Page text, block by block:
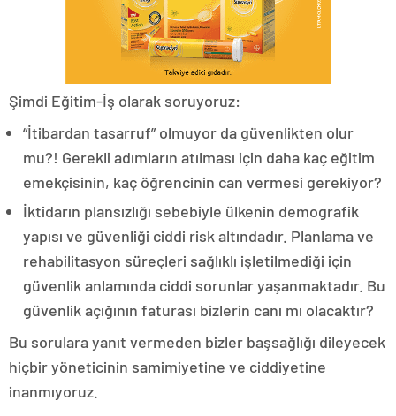
Şimdi Eğitim-İş olarak soruyoruz:
“İtibardan tasarruf” olmuyor da güvenlikten olur
mu?! Gerekli adımların atılması için daha kaç eğitim
emekçisinin, kaç öğrencinin can vermesi gerekiyor?
İktidarın plansızlığı sebebiyle ülkenin demografik
yapısı ve güvenliği ciddi risk altındadır. Planlama ve
rehabilitasyon süreçleri sağlıklı işletilmediği için
güvenlik anlamında ciddi sorunlar yaşanmaktadır. Bu
güvenlik açığının faturası bizlerin canı mı olacaktır?
Bu sorulara yanıt vermeden bizler başsağlığı dileyecek
hiçbir yöneticinin samimiyetine ve ciddiyetine
inanmıyoruz.